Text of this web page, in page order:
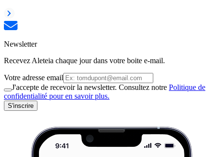
Newsletter
Recevez Aleteia chaque jour dans votre boite e-mail.
Votre adresse email
J'accepte de recevoir la newsletter. Consultez notre Politique de
confidentialité pour en savoir plus.
S'inscrire